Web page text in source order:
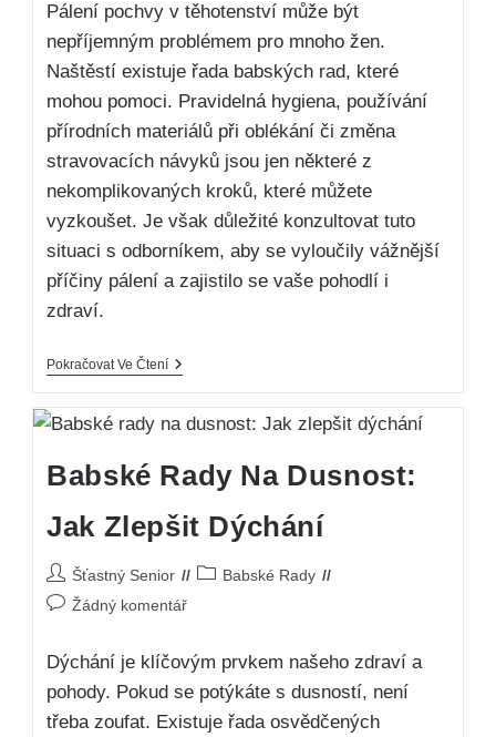
Pálení pochvy v těhotenství může být
nepříjemným problémem pro mnoho žen.
Naštěstí existuje řada babských rad, které
mohou pomoci. Pravidelná hygiena, používání
přírodních materiálů při oblékání či změna
stravovacích návyků jsou jen některé z
nekomplikovaných kroků, které můžete
vyzkoušet. Je však důležité konzultovat tuto
situaci s odborníkem, aby se vyloučily vážnější
příčiny pálení a zajistilo se vaše pohodlí i
zdraví.
Pokračovat Ve Čtení
Babské Rady Na Dusnost:
Jak Zlepšit Dýchání
Šťastný Senior
Babské Rady
Žádný komentář
Dýchání je klíčovým prvkem našeho zdraví a
pohody. Pokud se potýkáte s dusností, není
třeba zoufat. Existuje řada osvědčených